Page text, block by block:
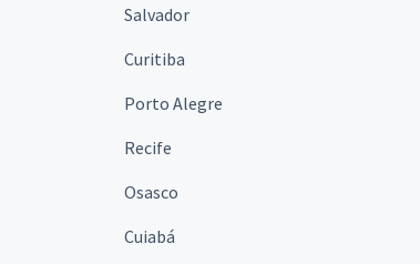
Salvador
Curitiba
Porto Alegre
Recife
Osasco
Cuiabá